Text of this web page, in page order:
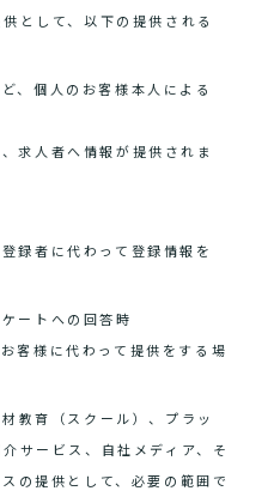
として、以下の提供される
、個人のお客様本人による
求人者へ情報が提供されま
録者に代わって登録情報を
ートへの回答時
客様に代わって提供をする場
教育（スクール）、プラッ
サービス、自社メディア、そ
の提供として、必要の範囲で